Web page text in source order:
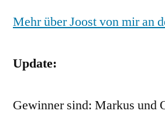
Mehr über Joost von mir an
Update:
Gewinner sind: Markus und